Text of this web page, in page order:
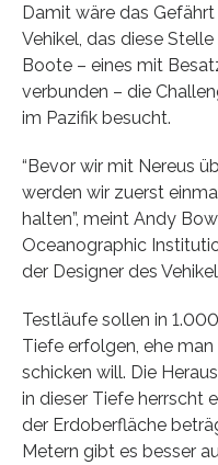
Damit wäre das
Vehikel, das diese
Boote – eines mit
verbunden – die
im Pazifik besucht.
“Bevor wir mit Nereus
werden wir zuerst
halten”, meint Andy
Oceanographic
der Designer des
Testläufe sollen in
Tiefe erfolgen, ehe
schicken will. Die
in dieser Tiefe herrscht
der Erdoberfläche
Metern gibt es besser